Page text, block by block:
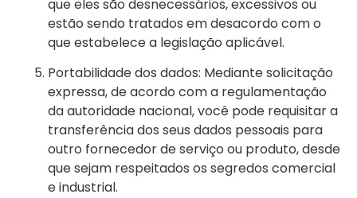
que eles são desnecessários, excessivos ou
estão sendo tratados em desacordo com o
que estabelece a legislação aplicável.
Portabilidade dos dados: Mediante solicitação
expressa, de acordo com a regulamentação
da autoridade nacional, você pode requisitar a
transferência dos seus dados pessoais para
outro fornecedor de serviço ou produto, desde
que sejam respeitados os segredos comercial
e industrial.